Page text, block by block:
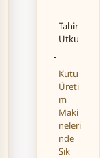
Tahir
Utku
-
Kutu
Üreti
m
Maki
neleri
nde
Sık